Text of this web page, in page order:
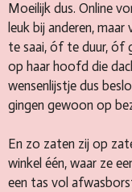
Moeilijk dus. Online
leuk bij anderen,
te saai, óf te duur, óf
op haar hoofd die
wensenlijstje dus
gingen gewoon op
En zo zaten zij op
winkel één, waar ze
een tas vol